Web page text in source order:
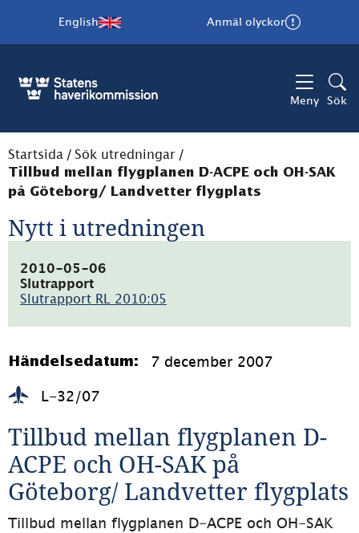
English Anmäl olyckor
Meny Sök
Startsida / Sök utredningar /
Tillbud mellan flygplanen D-ACPE och OH-SAK
på Göteborg/ Landvetter flygplats
Nytt i utredningen
2010-05-06
Slutrapport
Slutrapport RL 2010:05
816.6kB)
Händelsedatum: 7 december 2007
L-32/07
Tillbud mellan flygplanen D-
ACPE och OH-SAK på
Göteborg/ Landvetter flygplats
Tillbud mellan flygplanen D-ACPE och OH-SAK